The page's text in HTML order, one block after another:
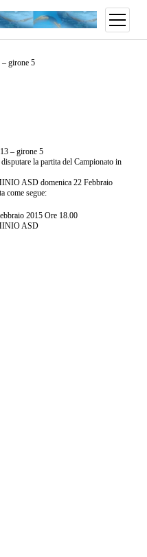
– girone 5
– girone 5
la partita del Campionato in
ASD domenica 22 Febbraio
come segue:
2015 Ore 18.00
ASD